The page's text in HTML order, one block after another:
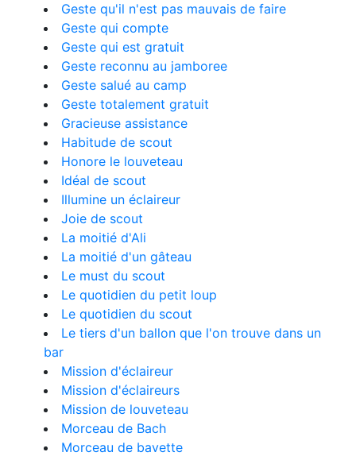
Geste qu'il n'est pas mauvais de faire
Geste qui compte
Geste qui est gratuit
Geste reconnu au jamboree
Geste salué au camp
Geste totalement gratuit
Gracieuse assistance
Habitude de scout
Honore le louveteau
Idéal de scout
Illumine un éclaireur
Joie de scout
La moitié d'Ali
La moitié d'un gâteau
Le must du scout
Le quotidien du petit loup
Le quotidien du scout
Le tiers d'un ballon que l'on trouve dans un
bar
Mission d'éclaireur
Mission d'éclaireurs
Mission de louveteau
Morceau de Bach
Morceau de bavette